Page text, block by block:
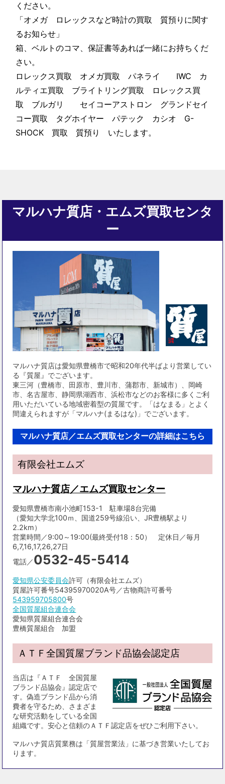
ください。
「オメガ ロレックスなど時計の買取 質預りに関す
るお知らせ」
箱、ベルトのコマ、保証書等あれば一緒にお持ちくだ
さい。
ロレックス買取 オメガ買取 パネライ IWC カ
ルティエ買取 ブライトリング買取 ロレックス買
取 ブルガリ セイコーアストロン グランドセイ
コー買取 タグホイヤー パテック カシオ G-
SHOCK 買取 質預り いたします。
マルハナ質店・エムズ買取センタ
ー
マルハナ質店は愛知県豊橋市で昭和20年代半ばより営業してい
る『質屋』でございます。
東三河（豊橋市、田原市、豊川市、蒲郡市、新城市）、岡崎
市、名古屋市、静岡県湖西市、浜松市などのお客様に多くご利
用いただいている地域密着型の質屋です。「はなまる」とよく
間違えられますが「マルハナ(まるはな)」でございます。
マルハナ質店／エムズ買取センターの詳細はこちら
有限会社エムズ
マルハナ質店／エムズ買取センター
愛知県豊橋市南小池町153-1 駐車場8台完備
（愛知大学北100ｍ、国道259号線沿い、JR豊橋駅より
2.2km）
営業時間／9:00～19:00(最終受付18：50） 定休日／毎月
6,7,16,17,26,27日
電話／0532-45-5414
愛知県公安委員会許可（有限会社エムズ）
質屋許可番号54395970020A号／古物商許可番号
543959705800号
全国質屋組合連合会
愛知県質屋組合連合会
豊橋質屋組合 加盟
ＡＴＦ全国質屋ブランド品協会認定店
当店は『ＡＴＦ 全国質屋
ブランド品協会』認定店で
す。偽造ブランド品から消
費者を守るため、さまざま
な研究活動をしている全国
組織です。安心と信頼のＡＴＦ認定店をぜひご利用下さい。
マルハナ質店質業務は「質屋営業法」に基づき営業いたしてお
ります。